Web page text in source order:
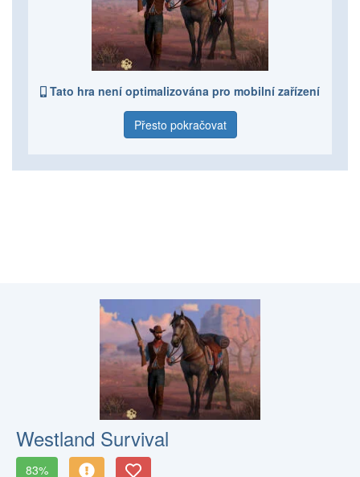
Tato hra není optimalizována pro mobilní zařízení
Přesto pokračovat
Westland Survival
83%